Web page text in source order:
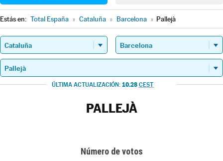
Estás en: Total España » Cataluña » Barcelona » Pallejà
ÚLTIMA ACTUALIZACIÓN: 10.28 CEST
PALLEJÀ
Número de votos